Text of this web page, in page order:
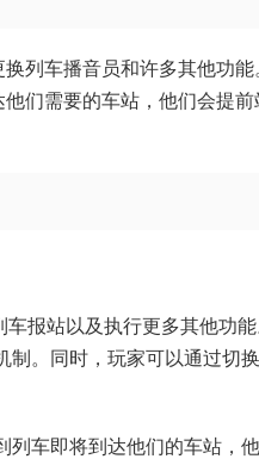
列车播音员和许多其他功能
们需要的车站，他们会提前
报站以及执行更多其他功
制。同时，玩家可以通过切
列车即将到达他们的车站，